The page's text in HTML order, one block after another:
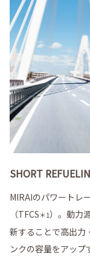
SHORT
MIRAIのパワートレ
（TFCS＊1）。動力
新することで高出力
ンクの容量をアップ